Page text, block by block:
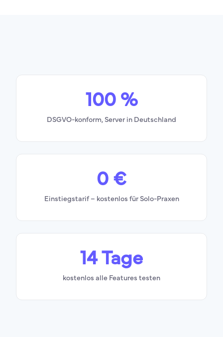
100 %
DSGVO-konform, Server in Deutschland
0 €
Einstiegstarif – kostenlos für Solo-Praxen
14 Tage
kostenlos alle Features testen